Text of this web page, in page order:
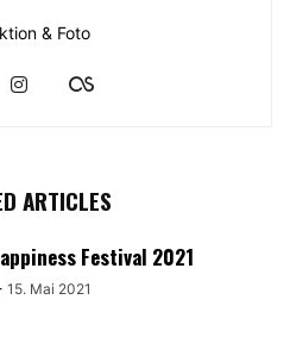
& Foto
ARTICLES
Festival 2021
15. Mai 2021